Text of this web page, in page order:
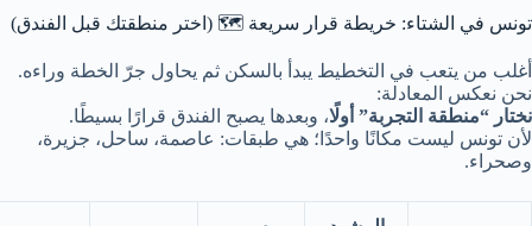
تونس في الشتاء: خريطة قرار سريعة 🗺️ (اختر منطقتك قبل الفندق)
أغلب من يتعب في التخطيط يبدأ بالسكن ثم يحاول جرّ الخطة وراءه.
نحن نعكس المعادلة:
نختار “منطقة التجربة” أولًا، وبعدها يصبح الفندق قرارًا بسيطًا.
لأن تونس ليست مكانًا واحدًا؛ هي طبقات: عاصمة، ساحل، جزيرة،
وصحراء.